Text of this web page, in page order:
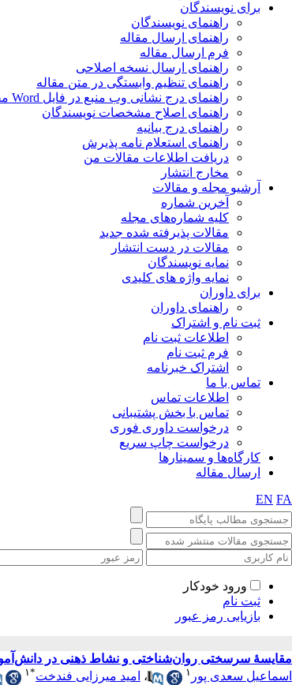
برای نویسندگان
راهنمای نویسندگان
راهنمای ارسال مقاله
فرم ارسال مقاله
راهنمای ارسال نسخه اصلاحی
راهنمای تنظیم وابستگی در متن مقاله
راهنمای درج نشانی وب منبع در فایل Word مقاله
راهنمای اصلاح مشخصات نویسندگان
راهنمای درج بیانیه
راهنمای استعلام نامه پذیرش
دریافت اطلاعات مقالات من
مخارج انتشار
آرشیو مجله و مقالات
آخرین شماره
کلیه شماره‌های مجله
مقالات پذیرفته شده جدید
مقالات در دست انتشار
نمایه نویسندگان
نمایه واژه های کلیدی
برای داوران
راهنمای داوران
ثبت نام و اشتراک
اطلاعات ثبت نام
فرم ثبت نام
اشتراک خبرنامه
تماس با ما
اطلاعات تماس
تماس با بخش پشتیبانی
درخواست داوری فوری
درخواست چاپ سریع
کارگاه‌ها و سمینارها
ارسال مقاله
EN FA
ورود خودکار
ثبت نام
بازیابی رمز عبور
مقایسهٔ سرسختی روان‌شناختی و نشاط ذهنی در
اسماعیل سعدی پور ۱ ، امید میرزایی فندخت*۱